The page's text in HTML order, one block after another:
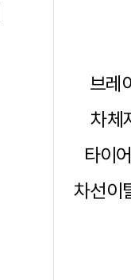
브레
차체
타이
차선이